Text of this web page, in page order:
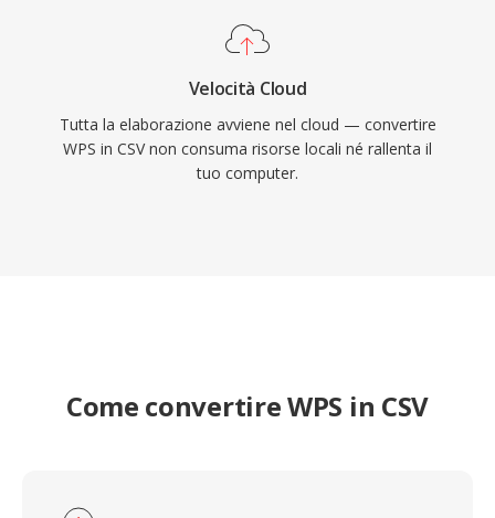
Velocità Cloud
Tutta la elaborazione avviene nel cloud — convertire
WPS in CSV non consuma risorse locali né rallenta il
tuo computer.
Come convertire WPS in CSV